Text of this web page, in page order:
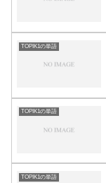
TOPIK1の単語
TOPIK1の単語
TOPIK1の単語